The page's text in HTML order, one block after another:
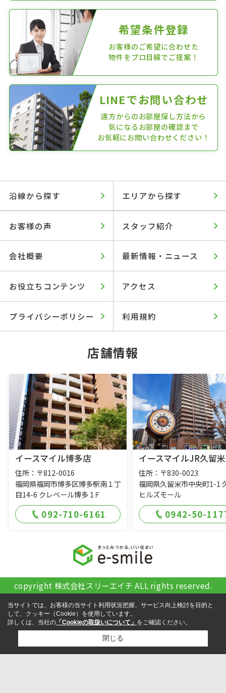
希望条件登録
お客様のご希望に合わせた
物件をプロ目線でご提案！
LINEでお問い合わせ
遠方からのお部屋探し方法から
気になるお部屋の確認まで
お気軽にお問い合わせください！
沿線から探す エリアから探す
お客様の声 スタッフ紹介
会社概要 最新情報・ニュース
お役立ちコンテンツ アクセス
プライバシーポリシー 利用規約
店舗情報
イースマイル博多店
住所：〒812-0016
福岡県福岡市博多区博多駅南１丁
目14-6 クレベール博多 1Ｆ
092-710-6161
イースマイルJR久留
住所：〒830-0023
福岡県久留米市中央町1-1
ヒルズモール
0942-50-
copyright 株式会社スリーエイチ ALL rights reserved.
当サイトでは、お客様の当サイト利用状況把握、サービス向上検討を目的と
して、クッキー（Cookie）を使用しています。
詳しくは、当社の 「Cookieの取扱いについて」 をご確認ください。
閉じる